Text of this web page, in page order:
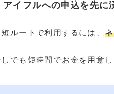
アイフルへの申込を先に
短ルートで利用するには、
しでも短時間でお金を用意